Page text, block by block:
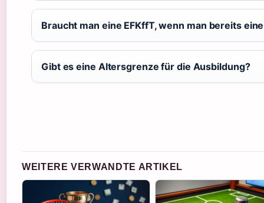
Braucht man eine EFKffT, wenn man bereits
Gibt es eine Altersgrenze für die Ausbildung?
WEITERE VERWANDTE ARTIKEL